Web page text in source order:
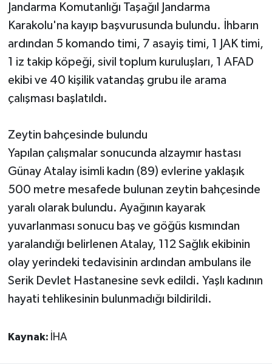
Jandarma Komutanlığı Taşağıl Jandarma
Karakolu'na kayıp başvurusunda bulundu. İhbarın
ardından 5 komando timi, 7 asayiş timi, 1 JAK timi,
1 iz takip köpeği, sivil toplum kuruluşları, 1 AFAD
ekibi ve 40 kişilik vatandaş grubu ile arama
çalışması başlatıldı.
Zeytin bahçesinde bulundu
Yapılan çalışmalar sonucunda alzaymır hastası
Günay Atalay isimli kadın (89) evlerine yaklaşık
500 metre mesafede bulunan zeytin bahçesinde
yaralı olarak bulundu. Ayağının kayarak
yuvarlanması sonucu baş ve göğüs kısmından
yaralandığı belirlenen Atalay, 112 Sağlık ekibinin
olay yerindeki tedavisinin ardından ambulans ile
Serik Devlet Hastanesine sevk edildi. Yaşlı kadının
hayati tehlikesinin bulunmadığı bildirildi.
Kaynak: İHA
Teknoloji
Televizyon
Yaşam